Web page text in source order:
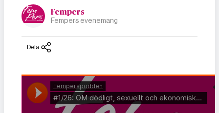
Fempers
Fempers evenemang
Dela